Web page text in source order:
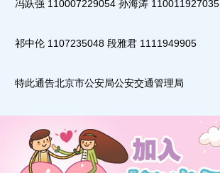
冯跃强 110007229054 孙海涛 110011927035
祁中伦 1107235048 段雅君 1111949905
特此通告北京市公安局公安交通管理局